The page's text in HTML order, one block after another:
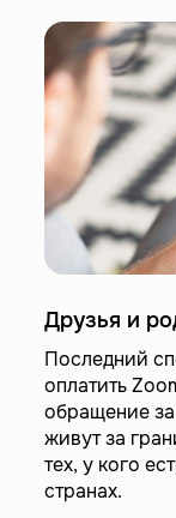
Друзья и
Последний
оплатить
обращение
живут за
тех, у кого
странах.